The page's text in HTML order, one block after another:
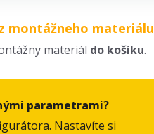
montážneho materiálu
materiál do košíku.
parametrami?
Nastavíte si